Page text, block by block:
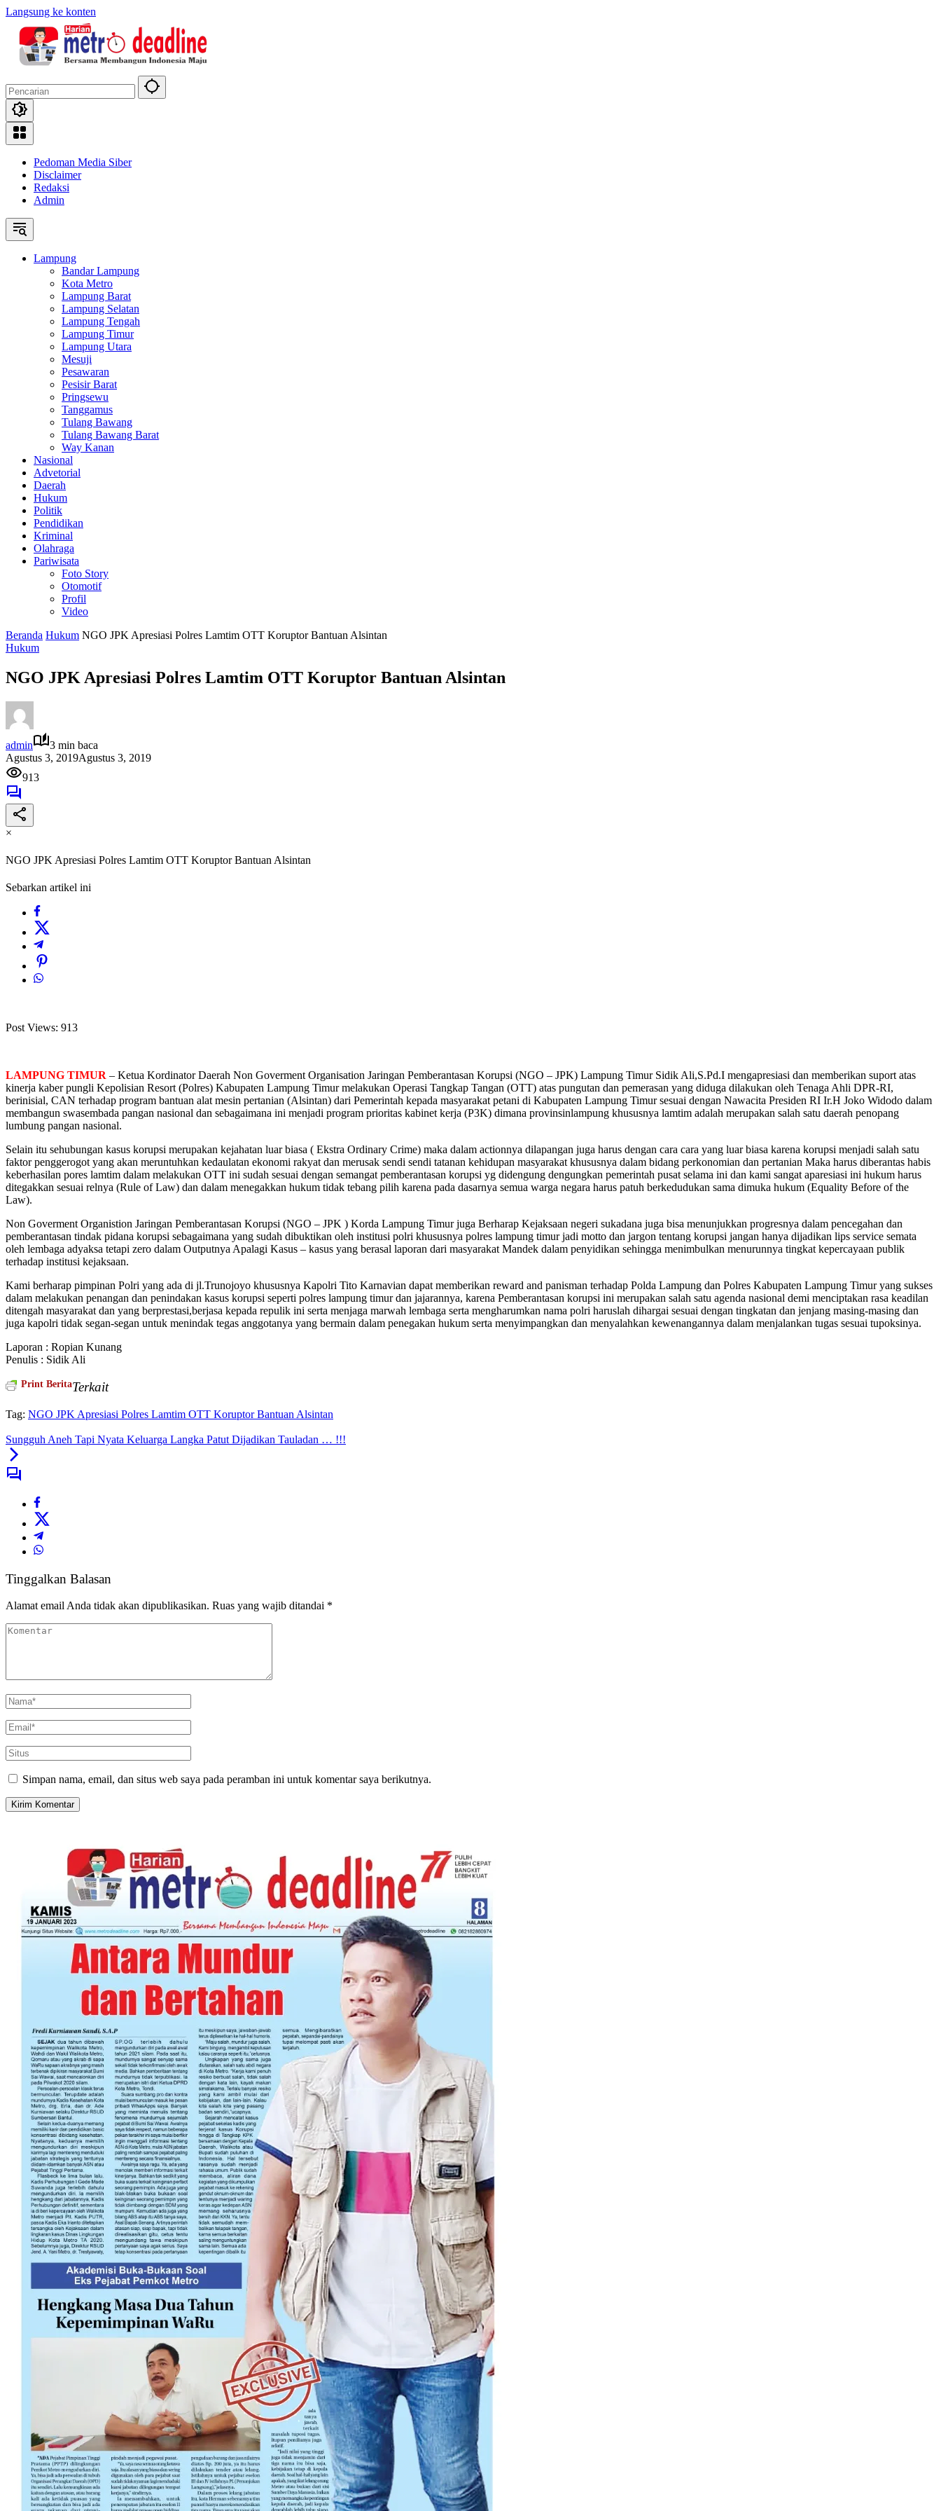
Langsung ke konten
Pedoman Media Siber
Disclaimer
Redaksi
Admin
Lampung
Bandar Lampung
Kota Metro
Lampung Barat
Lampung Selatan
Lampung Tengah
Lampung Timur
Lampung Utara
Mesuji
Pesawaran
Pesisir Barat
Pringsewu
Tanggamus
Tulang Bawang
Tulang Bawang Barat
Way Kanan
Nasional
Advetorial
Daerah
Hukum
Politik
Pendidikan
Kriminal
Olahraga
Pariwisata
Foto Story
Otomotif
Profil
Video
Beranda Hukum NGO JPK Apresiasi Polres Lamtim OTT Koruptor Bantuan Alsintan
Hukum
NGO JPK Apresiasi Polres Lamtim OTT Koruptor Bantuan Alsintan
admin
3 min baca
Agustus 3, 2019Agustus 3, 2019
913
×
NGO JPK Apresiasi Polres Lamtim OTT Koruptor Bantuan Alsintan
Sebarkan artikel ini
Post Views: 913
LAMPUNG TIMUR – Ketua Kordinator Daerah Non Goverment Organisation Jaringan Pemberantasan Korupsi (NGO – JPK) Lampung Timur Sidik Ali,S.Pd.I mengapresiasi dan memberikan suport atas
kinerja kaber pungli Kepolisian Resort (Polres) Kabupaten Lampung Timur melakukan Operasi Tangkap Tangan (OTT) atas pungutan dan pemerasan yang diduga dilakukan oleh Tenaga Ahli DPR-RI,
berinisial, CAN terhadap program bantuan alat mesin pertanian (Alsintan) dari Pemerintah kepada masyarakat petani di Kabupaten Lampung Timur sesuai dengan Nawacita Presiden RI Ir.H Joko Widodo dalam
membangun swasembada pangan nasional dan sebagaimana ini menjadi program prioritas kabinet kerja (P3K) dimana provinsinlampung khususnya lamtim adalah merupakan salah satu daerah penopang
lumbung pangan nasional.
Selain itu sehubungan kasus korupsi merupakan kejahatan luar biasa ( Ekstra Ordinary Crime) maka dalam actionnya dilapangan juga harus dengan cara cara yang luar biasa karena korupsi menjadi salah satu
faktor penggerogot yang akan meruntuhkan kedaulatan ekonomi rakyat dan merusak sendi sendi tatanan kehidupan masyarakat khususnya dalam bidang perkonomian dan pertanian Maka harus diberantas habis
keberhasilan pores lamtim dalam melakukan OTT ini sudah sesuai dengan semangat pemberantasan korupsi yg didengung dengungkan pemerintah pusat selama ini dan kami sangat aparesiasi ini hukum harus
ditegakkan sesuai relnya (Rule of Law) dan dalam menegakkan hukum tidak tebang pilih karena pada dasarnya semua warga negara harus patuh berkedudukan sama dimuka hukum (Equality Before of the
Law).
Non Goverment Organistion Jaringan Pemberantasan Korupsi (NGO – JPK ) Korda Lampung Timur juga Berharap Kejaksaan negeri sukadana juga bisa menunjukkan progresnya dalam pencegahan dan
pemberantasan tindak pidana korupsi sebagaimana yang sudah dibuktikan oleh institusi polri khususnya polres lampung timur jadi motto dan jargon tentang korupsi jangan hanya dijadikan lips service semata
oleh lembaga adyaksa tetapi zero dalam Outputnya Apalagi Kasus – kasus yang berasal laporan dari masyarakat Mandek dalam penyidikan sehingga menimbulkan menurunnya tingkat kepercayaan publik
terhadap institusi kejaksaan.
Kami berharap pimpinan Polri yang ada di jl.Trunojoyo khususnya Kapolri Tito Karnavian dapat memberikan reward and panisman terhadap Polda Lampung dan Polres Kabupaten Lampung Timur yang sukses
dalam melakukan penangan dan penindakan kasus korupsi seperti polres lampung timur dan jajarannya, karena Pemberantasan korupsi ini merupakan salah satu agenda nasional demi menciptakan rasa keadilan
ditengah masyarakat dan yang berprestasi,berjasa kepada repulik ini serta menjaga marwah lembaga serta mengharumkan nama polri haruslah dihargai sesuai dengan tingkatan dan jenjang masing-masing dan
juga kapolri tidak segan-segan untuk menindak tegas anggotanya yang bermain dalam penegakan hukum serta menyimpangkan dan menyalahkan kewenangannya dalam menjalankan tugas sesuai tupoksinya.
Laporan : Ropian Kunang
Penulis : Sidik Ali
Print BeritaTerkait
Tag: NGO JPK Apresiasi Polres Lamtim OTT Koruptor Bantuan Alsintan
Sungguh Aneh Tapi Nyata Keluarga Langka Patut Dijadikan Tauladan … !!!
Tinggalkan Balasan
Alamat email Anda tidak akan dipublikasikan. Ruas yang wajib ditandai *
Simpan nama, email, dan situs web saya pada peramban ini untuk komentar saya berikutnya.